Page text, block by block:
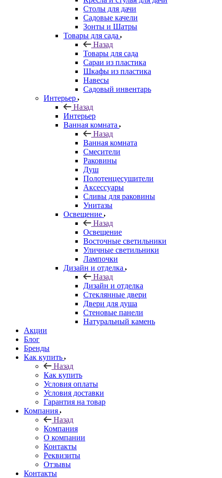
Столы для дачи
Садовые качели
Зонты и Шатры
Товары для сада
Назад
Товары для сада
Сараи из пластика
Шкафы из пластика
Навесы
Садовый инвентарь
Интерьер
Назад
Интерьер
Ванная комната
Назад
Ванная комната
Смесители
Раковины
Душ
Полотенцесушители
Аксессуары
Сливы для раковины
Унитазы
Освещение
Назад
Освещение
Восточные светильники
Уличные светильники
Лампочки
Дизайн и отделка
Назад
Дизайн и отделка
Стеклянные двери
Двери для душа
Стеновые панели
Натуральный камень
Акции
Блог
Бренды
Как купить
Назад
Как купить
Условия оплаты
Условия доставки
Гарантия на товар
Компания
Назад
Компания
О компании
Контакты
Реквизиты
Отзывы
Контакты